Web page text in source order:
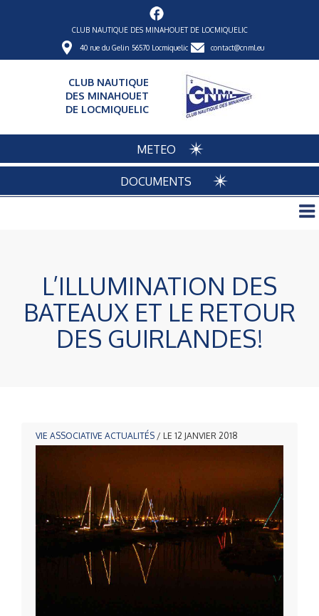
CLUB NAUTIQUE DES MINAHOUET DE LOCMIQUELIC
40 rue du Gelin 56570 Locmiquelic contact@cnml.eu
CLUB NAUTIQUE
DES MINAHOUET
DE LOCMIQUELIC
METEO
DOCUMENTS
L’ILLUMINATION DES
BATEAUX ET LE RETOUR
DES GUIRLANDES!
VIE ASSOCIATIVE ACTUALITÉS / LE 12 JANVIER 2018